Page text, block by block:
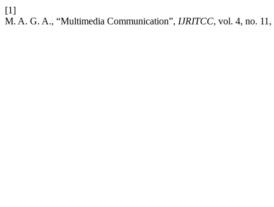
[1]
M. A. G. A., “Multimedia Communication”, IJRITCC, vol. 4, no.